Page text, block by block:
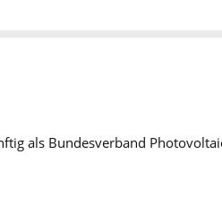
als Bundesverband